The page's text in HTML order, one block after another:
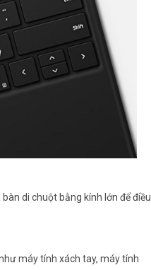
di chuột bằng kính lớn để điều
máy tính xách tay, máy tính